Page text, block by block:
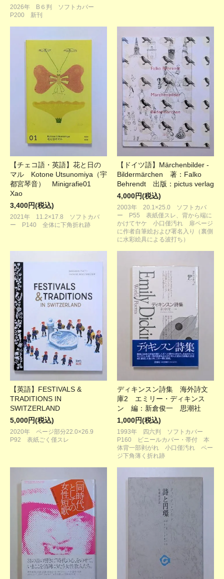
2026年 B６判 ソフトカバー
P200 新刊
【チェコ語・英語】花と日の
マル Kotone Utsunomiya（宇
都宮琴音） Minigrafie01
Xao
3,400円(税込)
2021年 11.2×17.8 ソフトカバ
ー P140 全体に下角折れ跡
【ドイツ語】Märchenbilder -
Bildermärchen 著：Falko
Behrendt 出版：pictus verlag
4,000円(税込)
2003年 20.1×25.0 ソフトカバ
ー P55 表紙僅スレ、背から端に
かけてヤケ 小口僅汚れ 扉ページ
に作者自筆絵および署名入り（裏側
に水彩絵具による波打ち）
【英語】FESTIVALS &
TRADITIONS IN
SWITZERLAND
5,000円(税込)
2020年 ページ部分22.0×26.9
P92 表紙ごく僅スレ
ディキンスン詩集 海外詩文
庫2 エミリー・ディキンス
ン 編：新倉俊一 思潮社
1,000円(税込)
1993年 四六判 ソフトカバー
P160 ビニールカバー・帯付 本
体背一部剥がれ 小口僅汚れ ペー
ジ下角薄く折れ跡